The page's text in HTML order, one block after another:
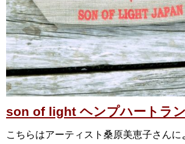
son of light ヘンプハートラ
こちらはアーティスト桑原美恵子さんに